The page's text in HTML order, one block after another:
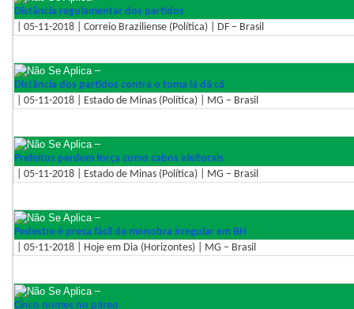
Distância regulamentar dos partidos
| 05-11-2018 | Correio Braziliense (Política) | DF – Brasil
–
Distância dos partidos contra o toma lá dá cá
| 05-11-2018 | Estado de Minas (Política) | MG – Brasil
–
Prefeitos perdem força como cabos eleitorais
| 05-11-2018 | Estado de Minas (Política) | MG – Brasil
–
Pedestre é presa fácil de monobra irregular em BH
| 05-11-2018 | Hoje em Dia (Horizontes) | MG – Brasil
–
Cinco nomes no páreo